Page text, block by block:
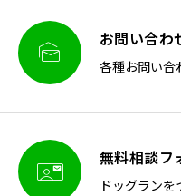
 お問い合わ
各種お問い合
 無料相談フ
ドッグラン